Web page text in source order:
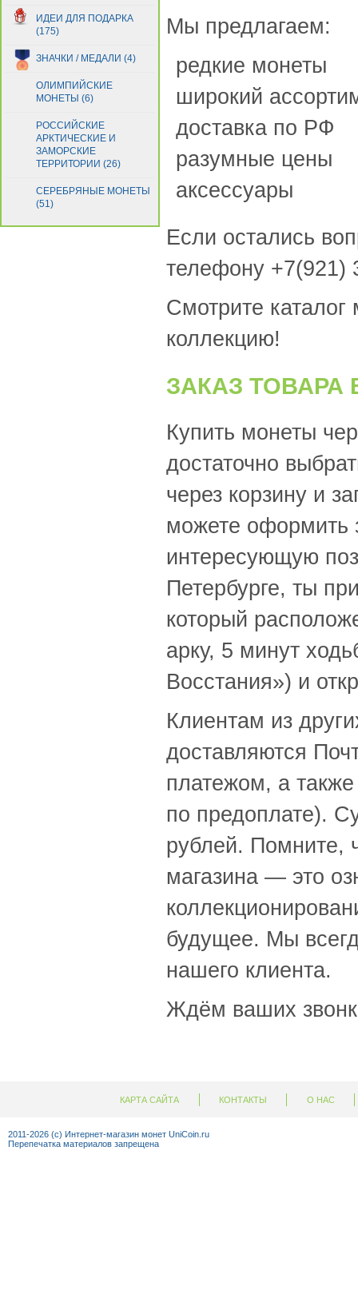
ИДЕИ ДЛЯ ПОДАРКА
(175)
ЗНАЧКИ / МЕДАЛИ (4)
ОЛИМПИЙСКИЕ
МОНЕТЫ (6)
РОССИЙСКИЕ
АРКТИЧЕСКИЕ И
ЗАМОРСКИЕ
ТЕРРИТОРИИ (26)
СЕРЕБРЯНЫЕ МОНЕТЫ
(51)
Мы предлагаем:
редкие монеты
широкий
доставка по РФ
разумные цены
аксессуары
Если остались
телефону +7(921)
Смотрите
коллекцию!
ЗАКАЗ ТОВАРА
Купить монеты
достаточно
через корзину и
можете оформить
интересующую
Петербурге, ты
который
арку, 5 минут
Восстания») и
Клиентам из
доставляются
платежом, а
по предоплате).
рублей. Помните,
магазина — это
будущее. Мы
нашего клиента.
Ждём ваших
КАРТА САЙТА КОНТАКТЫ О НАС
2011-2026 (c) Интернет-магазин монет UniCoin.ru
Перепечатка материалов запрещена